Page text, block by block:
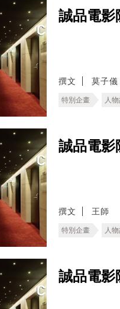
誠品電影
撰文 莫子儀
特別企畫 人
誠品電影
撰文 王師
特別企畫 人
誠品電影